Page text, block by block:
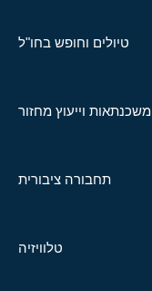
טיולים וחופש בחו"ל
משכנתאות וייעוץ מחזור
תחבורה ציבורית
טלוויזיה